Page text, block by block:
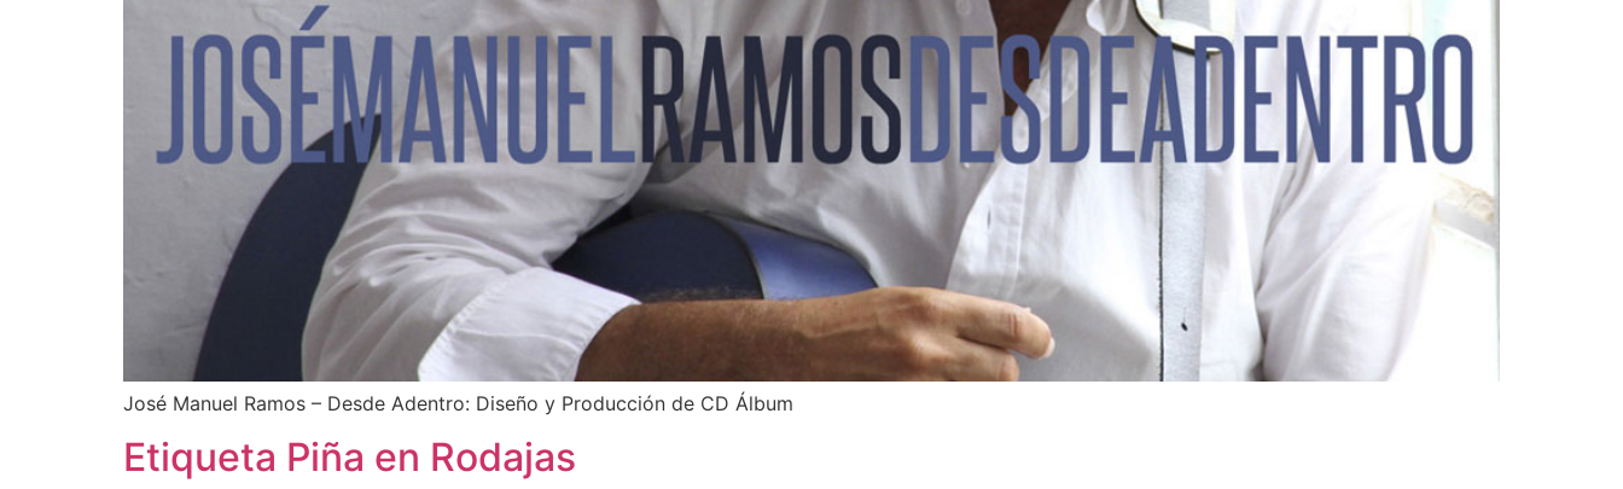
José Manuel Ramos – Desde Adentro: Diseño y Producción de CD Álbum
Etiqueta Piña en Rodajas